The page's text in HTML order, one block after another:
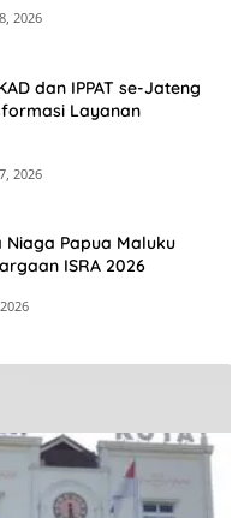
2026
dan IPPAT se-Jateng
Layanan
2026
Niaga Papua Maluku
ISRA 2026